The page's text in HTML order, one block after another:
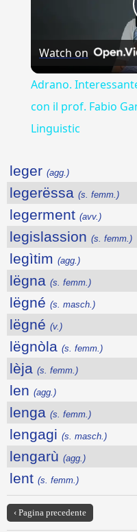
Watch on
Adrano.
con il prof. Fabio
Linguistic
leger (agg.)
legerëssa (s. femm.)
legerment (avv.)
legislassion (s. femm.)
legìtim (agg.)
lëgna (s. femm.)
lëgné (s. masch.)
lëgné (v.)
lëgnòla (s. femm.)
lèja (s. femm.)
len (agg.)
lenga (s. femm.)
lengagi (s. masch.)
lengarù (agg.)
lent (s. femm.)
‹ Pagina precedente